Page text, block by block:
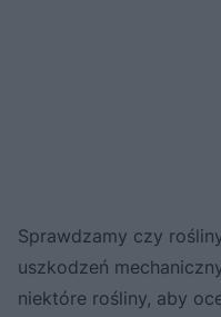
Sprawdzamy czy
uszkodzeń
niektóre rośliny, aby